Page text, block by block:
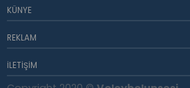
KÜNYE
REKLAM
İLETIŞIM